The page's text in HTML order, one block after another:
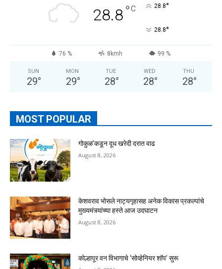
28.8°C 28.8°
28.8°
76 % 8kmh 99 %
SUN
29°
MON
29°
TUE
28°
WED
28°
THU
28°
MOST POPULAR
गोकुळ’कडून दूध खरेदी दरात वाढ
August 8, 2026
केशवराव भोसले नाट्यगृहासह अनेक विकास प्रकल्पांचे
मुख्यमंत्र्यांच्या हस्ते आज उदघाटन
August 8, 2026
कोल्हापूर वन विभागाचे ‘सोव्हेनियर शॉप’ सुरू